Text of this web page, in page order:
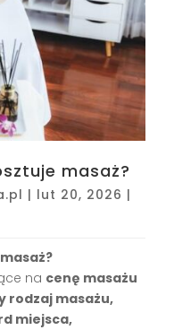
masaż?
| lut 20, 2026 |
na cenę masażu
rodzaj masażu,
miejsca,